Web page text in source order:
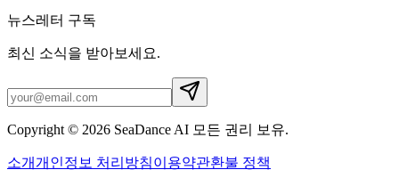
뉴스레터 구독
최신 소식을 받아보세요.
Copyright © 2026 SeaDance AI 모든 권리 보유.
소개개인정보 처리방침이용약관환불 정책